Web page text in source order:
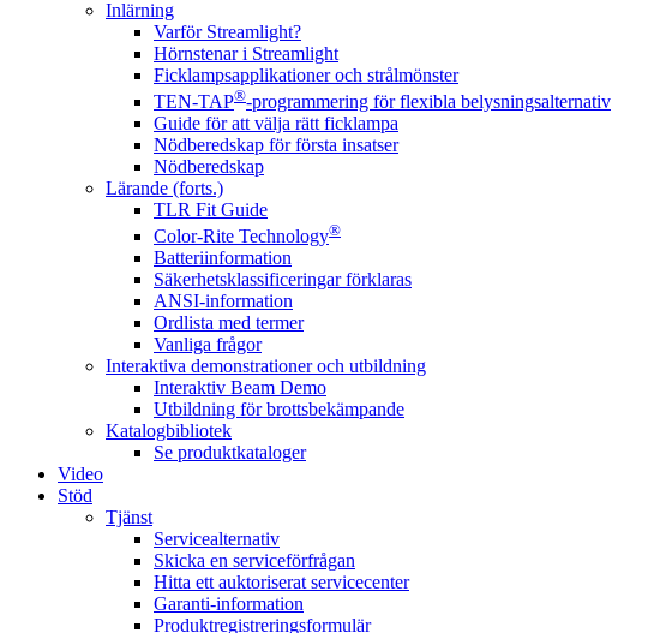
Inlärning
Varför Streamlight?
Hörnstenar i Streamlight
Ficklampsapplikationer och strålmönster
TEN-TAP®-programmering för flexibla belysningsalternativ
Guide för att välja rätt ficklampa
Nödberedskap för första insatser
Nödberedskap
Lärande (forts.)
TLR Fit Guide
Color-Rite Technology®
Batteriinformation
Säkerhetsklassificeringar förklaras
ANSI-information
Ordlista med termer
Vanliga frågor
Interaktiva demonstrationer och utbildning
Interaktiv Beam Demo
Utbildning för brottsbekämpande
Katalogbibliotek
Se produktkataloger
Video
Stöd
Tjänst
Servicealternativ
Skicka en serviceförfrågan
Hitta ett auktoriserat servicecenter
Garanti-information
Produktregistreringsformulär